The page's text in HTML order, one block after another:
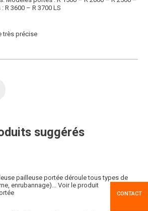
très précise
R 3600 – R 3700 LS
suggérés
pailleuse portée déroule tous types de
enrubannage)... Voir le produit
CONTACT